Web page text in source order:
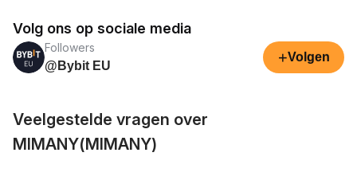
Volg ons op sociale media
Followers
@Bybit EU
+Volgen
Veelgestelde vragen over
MIMANY(MIMANY)